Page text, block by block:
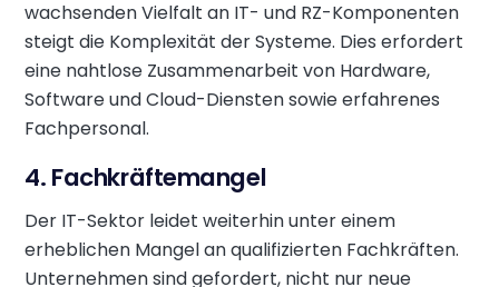
wachsenden Vielfalt an IT- und RZ-Komponenten
steigt die Komplexität der Systeme. Dies erfordert
eine nahtlose Zusammenarbeit von Hardware,
Software und Cloud-Diensten sowie erfahrenes
Fachpersonal.
4. Fachkräftemangel
Der IT-Sektor leidet weiterhin unter einem
erheblichen Mangel an qualifizierten Fachkräften.
Unternehmen sind gefordert, nicht nur neue